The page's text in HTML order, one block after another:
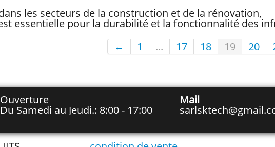
les secteurs de la construction et de la rénovation,
essentielle pour la durabilité et la fonctionnalité des
←
1 ... 17 18 19 20
Ouverture
Du Samedi au Jeudi.: 8:00 - 17:00
Mail